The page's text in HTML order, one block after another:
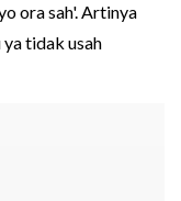
ora sah'. Artinya
tidak usah